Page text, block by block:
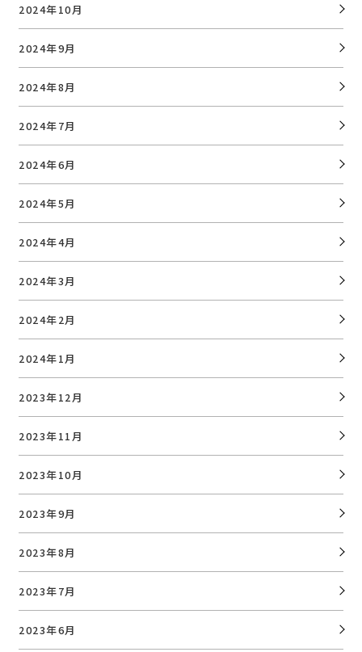
2024年10月
2024年9月
2024年8月
2024年7月
2024年6月
2024年5月
2024年4月
2024年3月
2024年2月
2024年1月
2023年12月
2023年11月
2023年10月
2023年9月
2023年8月
2023年7月
2023年6月